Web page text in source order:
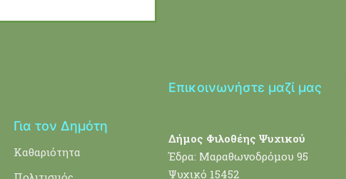
Για τον Δημότη
Καθαριότητα
Επικοινωνήστε μαζί μας
Δήμος Φιλοθέης Ψυχικού
Έδρα: Μαραθωνοδρόμου 95
Ψυχικό 15452